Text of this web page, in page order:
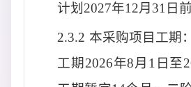
计划2027年12月31日前
2.3.2 本采购项目工期：
工期2026年8月1日至